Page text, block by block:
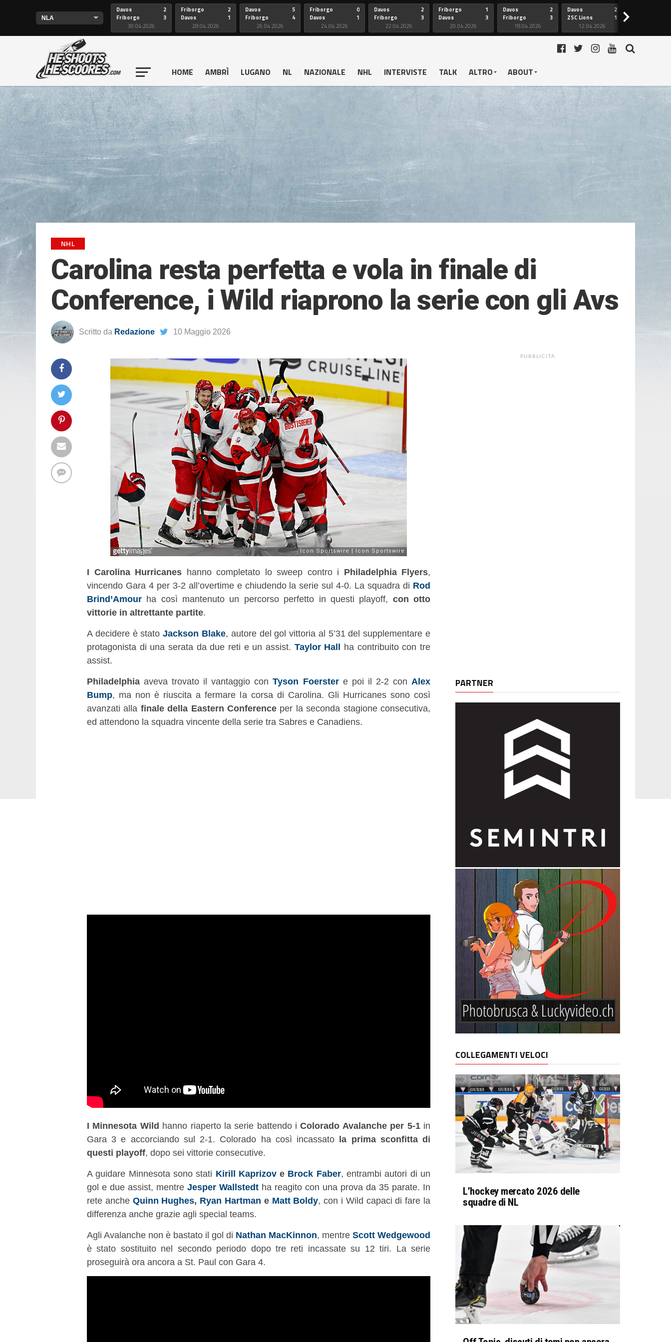
Davos
Friborgo
2
3
30.04.2026
Friborgo
Davos
2
1
28.04.2026
Davos
Friborgo
5
4
26.04.2026
Friborgo
Davos
0
1
24.04.2026
Davos
Friborgo
2
3
22.04.2026
Friborgo
Davos
1
3
20.04.2026
Davos
Friborgo
2
3
18.04.2026
Davos
ZSC Lions
2
1
12.04.2026
>
HOME AMBRÌ LUGANO NL NAZIONALE NHL INTERVISTE TALK ALTRO ABOUT
NHL
Carolina resta perfetta e vola in finale di
Conference, i Wild riaprono la serie con gli Avs
Scritto da Redazione 10 Maggio 2026
I Carolina Hurricanes hanno completato lo sweep contro i Philadelphia Flyers,
vincendo Gara 4 per 3-2 all’overtime e chiudendo la serie sul 4-0. La squadra di Rod
Brind’Amour ha così mantenuto un percorso perfetto in questi playoff, con otto
vittorie in altrettante partite.
A decidere è statoJackson Blake, autore del gol vittoria al 5’31 del supplementare e
protagonista di una serata da due reti e un assist. Taylor Hall ha contribuito con tre
assist.
Philadelphia aveva trovato il vantaggio conTyson Foerstere poi il 2-2 con Alex
Bump, ma non è riuscita a fermare la corsa di Carolina. Gli Hurricanes sono così
avanzati alla finale della Eastern Conference per la seconda stagione consecutiva,
ed attendono la squadra vincente della serie tra Sabres e Canadiens.
I Minnesota Wild hanno riaperto la serie battendo iColorado Avalanche per 5-1in
Gara 3 e accorciando sul 2-1. Colorado ha così incassato la prima sconfitta di
questi playoff, dopo sei vittorie consecutive.
A guidare Minnesota sono stati Kirill Kaprizove Brock Faber, entrambi autori di un
gol e due assist, mentre Jesper Wallstedt ha reagito con una prova da 35 parate. In
rete anche Quinn Hughes, Ryan Hartman e Matt Boldy, con i Wild capaci di fare la
differenza anche grazie agli special teams.
Agli Avalanche non è bastato il gol di Nathan MacKinnon, mentre Scott Wedgewood
è stato sostituito nel secondo periodo dopo tre reti incassate su 12 tiri. La serie
proseguirà ora ancora a St. Paul con Gara 4.
PUBBLICITÀ
PARTNER
COLLEGAMENTI VELOCI
L’hockey mercato 2026 delle
squadre di NL